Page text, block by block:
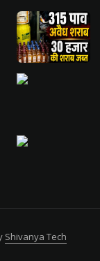
Shivanya Tech